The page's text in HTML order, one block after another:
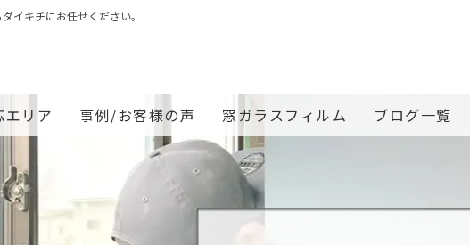
イキチにお任せください。
エリア 事例/お客様の声 窓ガラスフィルム ブログ一覧